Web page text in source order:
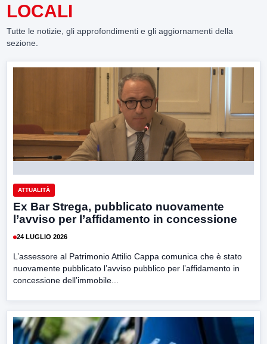
LOCALI
Tutte le notizie, gli approfondimenti e gli aggiornamenti della
sezione.
ATTUALITÀ
Ex Bar Strega, pubblicato nuovamente
l’avviso per l’affidamento in concessione
24 LUGLIO 2026
L’assessore al Patrimonio Attilio Cappa comunica che è stato
nuovamente pubblicato l’avviso pubblico per l’affidamento in
concessione dell’immobile...